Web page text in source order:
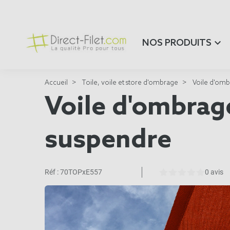
NOS PRODUITS
Accueil Toile, voile et store d'ombrage Voile
Voile
suspendre
Réf :70TOPxE557 0 avis